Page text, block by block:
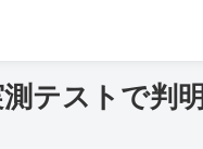
テストで判明